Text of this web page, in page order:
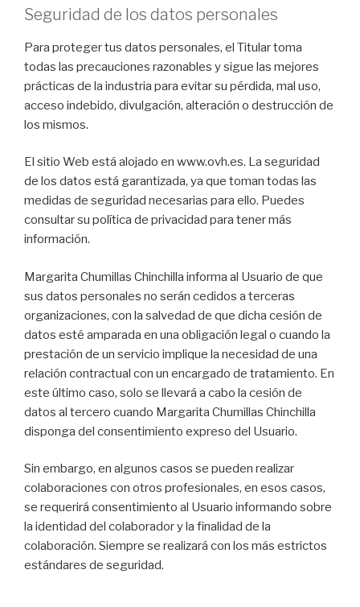
Seguridad de los datos personales
Para proteger tus datos personales, el Titular toma
todas las precauciones razonables y sigue las mejores
prácticas de la industria para evitar su pérdida, mal uso,
acceso indebido, divulgación, alteración o destrucción de
los mismos.
El sitio Web está alojado en www.ovh.es. La seguridad
de los datos está garantizada, ya que toman todas las
medidas de seguridad necesarias para ello. Puedes
consultar su política de privacidad para tener más
información.
Margarita Chumillas Chinchilla informa al Usuario de que
sus datos personales no serán cedidos a terceras
organizaciones, con la salvedad de que dicha cesión de
datos esté amparada en una obligación legal o cuando la
prestación de un servicio implique la necesidad de una
relación contractual con un encargado de tratamiento. En
este último caso, solo se llevará a cabo la cesión de
datos al tercero cuando Margarita Chumillas Chinchilla
disponga del consentimiento expreso del Usuario.
Sin embargo, en algunos casos se pueden realizar
colaboraciones con otros profesionales, en esos casos,
se requerirá consentimiento al Usuario informando sobre
la identidad del colaborador y la finalidad de la
colaboración. Siempre se realizará con los más estrictos
estándares de seguridad.